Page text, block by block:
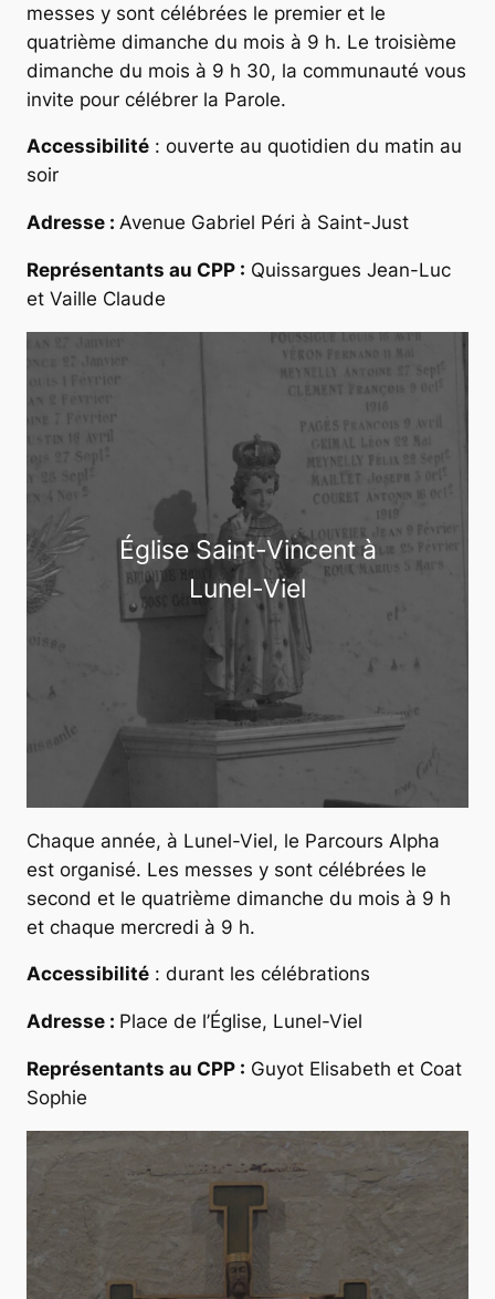
messes y sont célébrées le premier et le
quatrième dimanche du mois à 9 h. Le troisième
dimanche du mois à 9 h 30, la communauté vous
invite pour célébrer la Parole.
Accessibilité : ouverte au quotidien du matin au
soir
Adresse : Avenue Gabriel Péri à Saint-Just
Représentants au CPP : Quissargues Jean-Luc
et Vaille Claude
Église Saint-Vincent à
Lunel-Viel
Chaque année, à Lunel-Viel, le Parcours Alpha
est organisé. Les messes y sont célébrées le
second et le quatrième dimanche du mois à 9 h
et chaque mercredi à 9 h.
Accessibilité : durant les célébrations
Adresse : Place de l’Église, Lunel-Viel
Représentants au CPP : Guyot Elisabeth et Coat
Sophie